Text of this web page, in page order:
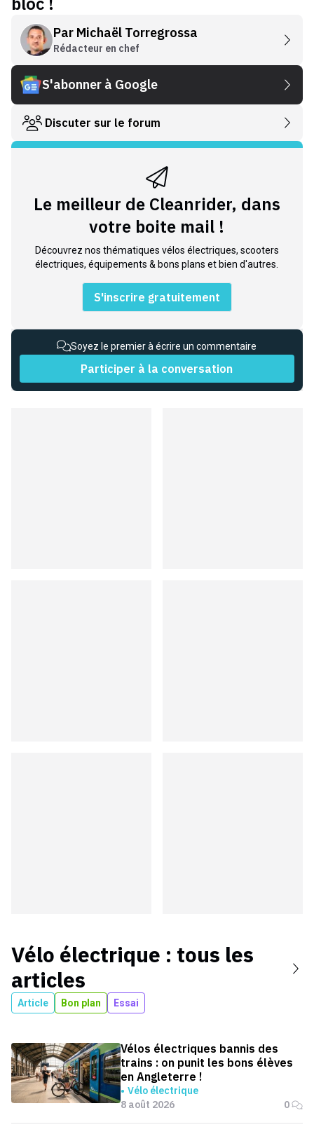
Par Michaël Torregrossa
Rédacteur en chef
S'abonner à Google
Discuter sur le forum
Le meilleur de Cleanrider, dans
votre boite mail !
Découvrez nos thématiques vélos électriques, scooters
électriques, équipements & bons plans et bien d'autres.
S'inscrire gratuitement
Soyez le premier à écrire un commentaire
Participer à la conversation
Vélo électrique : tous les
articles
Article Bon plan Essai
Vélos électriques bannis des
trains : on punit les bons élèves
en Angleterre !
Vélo électrique
8 août 2026
0